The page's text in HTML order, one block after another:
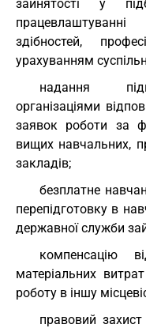
зайнятості у
здібностей,
урахуванням
надання
організаціями
заявок роботи за
вищих навчальних,
закладів;
безплатне
перепідготовку в
державної служби
компенсацію
матеріальних
роботу в іншу
правовий